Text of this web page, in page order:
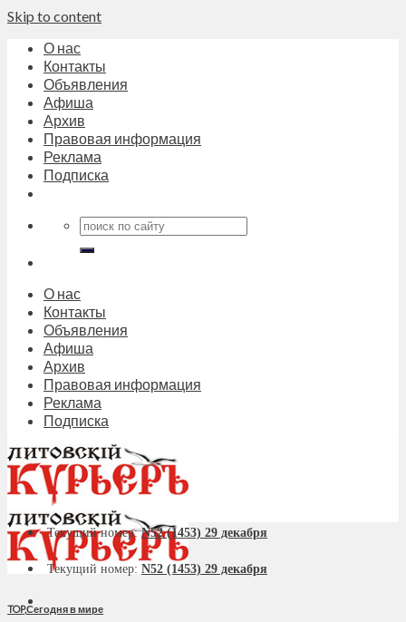
Skip to content
О нас
Контакты
Объявления
Афиша
Архив
Правовая информация
Реклама
Подписка
О нас
Контакты
Объявления
Афиша
Архив
Правовая информация
Реклама
Подписка
Текущий номер:N52 (1453) 29 декабря
Текущий номер: N52 (1453) 29 декабря
TOP,Сегодня в мире